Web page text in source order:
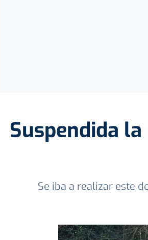
Suspendida
Se iba a realizar este